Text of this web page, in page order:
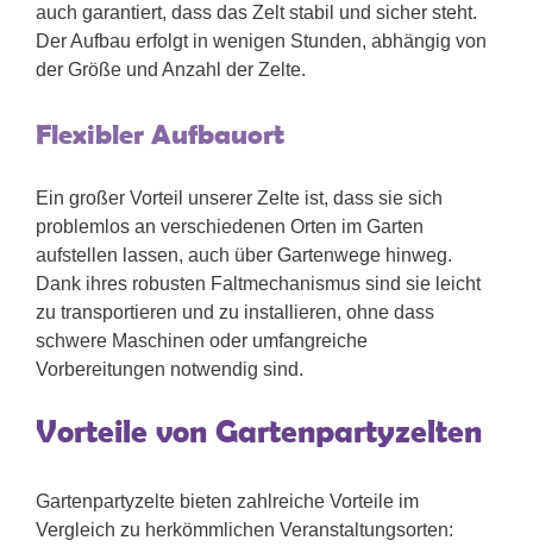
auch garantiert, dass das Zelt stabil und sicher steht.
Der Aufbau erfolgt in wenigen Stunden, abhängig von
der Größe und Anzahl der Zelte.
Flexibler Aufbauort
Ein großer Vorteil unserer Zelte ist, dass sie sich
problemlos an verschiedenen Orten im Garten
aufstellen lassen, auch über Gartenwege hinweg.
Dank ihres robusten Faltmechanismus sind sie leicht
zu transportieren und zu installieren, ohne dass
schwere Maschinen oder umfangreiche
Vorbereitungen notwendig sind.
Vorteile von Gartenpartyzelten
Gartenpartyzelte bieten zahlreiche Vorteile im
Vergleich zu herkömmlichen Veranstaltungsorten: